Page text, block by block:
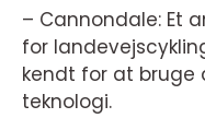
– Cannondale: Et
for
kendt for at bruge
teknologi.